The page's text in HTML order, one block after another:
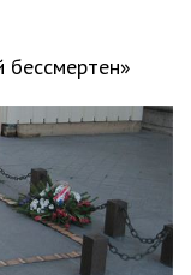
бессмертен»